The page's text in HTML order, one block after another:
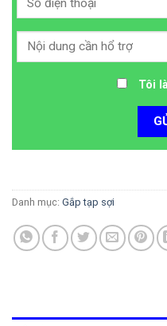
Tôi
Danh mục: Gắp tạp sợi